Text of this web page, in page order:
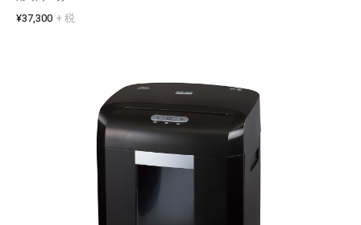
¥37,300 + 税